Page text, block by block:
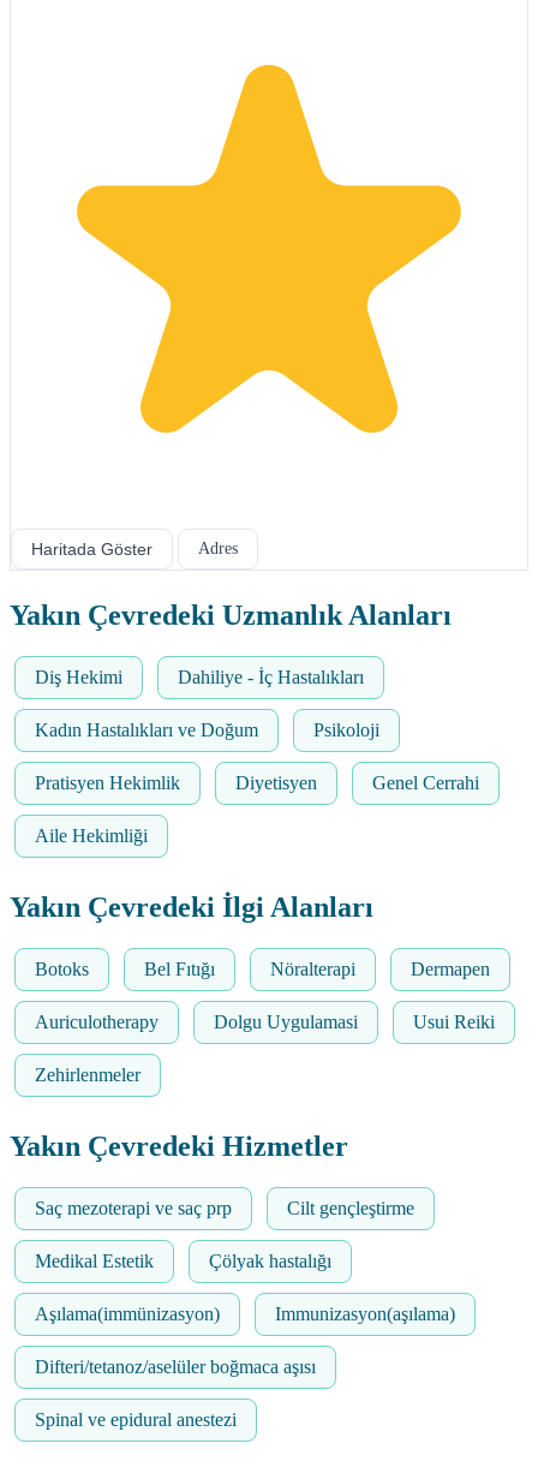
Haritada Göster Adres
Yakın Çevredeki Uzmanlık Alanları
Diş Hekimi Dahiliye - İç Hastalıkları
Kadın Hastalıkları ve Doğum Psikoloji
Pratisyen Hekimlik Diyetisyen Genel Cerrahi
Aile Hekimliği
Yakın Çevredeki İlgi Alanları
Botoks Bel Fıtığı Nöralterapi Dermapen
Auriculotherapy Dolgu Uygulamasi Usui Reiki
Zehirlenmeler
Yakın Çevredeki Hizmetler
Saç mezoterapi ve saç prp Cilt gençleştirme
Medikal Estetik Çölyak hastalığı
Aşılama(immünizasyon) Immunizasyon(aşılama)
Difteri/tetanoz/aselüler boğmaca aşısı
Spinal ve epidural anestezi